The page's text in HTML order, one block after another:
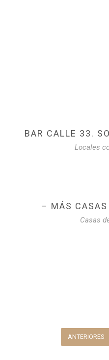
BAR CALLE 33.
Locales
– MÁS CASAS
Casas
ANTERIORES